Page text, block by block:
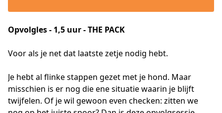
Opvolgles - 1,5 uur - THE PACK
Voor als je net dat laatste zetje nodig hebt.
Je hebt al flinke stappen gezet met je hond. Maar
misschien is er nog die ene situatie waarin je blijft
twijfelen. Of je wil gewoon even checken: zitten we